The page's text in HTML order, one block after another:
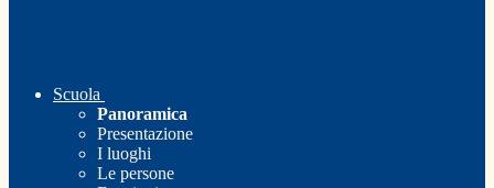
Scuola
Panoramica
Presentazione
I luoghi
Le persone